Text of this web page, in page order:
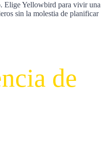
Elige Yellowbird para vivir una
sin la molestia de planificar
de